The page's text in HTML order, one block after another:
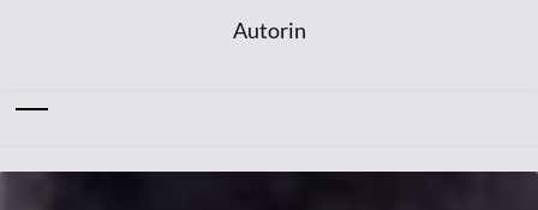
Autorin